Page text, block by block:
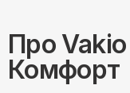
Про Vakio
Комфорт